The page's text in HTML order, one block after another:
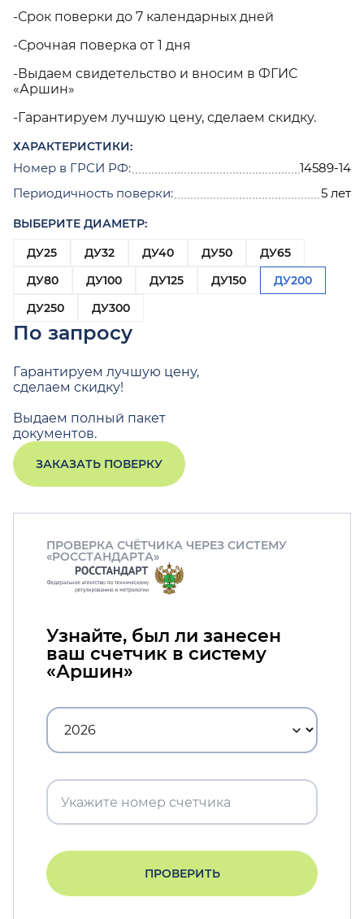
-Срок поверки до 7 календарных дней
-Срочная поверка от 1 дня
-Выдаем свидетельство и вносим в ФГИС
«Аршин»
-Гарантируем лучшую цену, сделаем скидку.
ХАРАКТЕРИСТИКИ:
Номер в ГРСИ РФ:
14589-14
Периодичность поверки:
5 лет
ВЫБЕРИТЕ ДИАМЕТР:
ДУ25
ДУ32 ДУ40 ДУ50
ДУ65
ДУ80
ДУ100 ДУ125 ДУ150
ДУ200
ДУ250
ДУ300
По запросу
Гарантируем лучшую цену,
сделаем скидку!
Выдаем полный пакет
документов.
ЗАКАЗАТЬ ПОВЕРКУ
ПРОВЕРКА СЧЁТЧИКА ЧЕРЕЗ СИСТЕМУ
«РОССТАНДАРТА»
Узнайте, был ли занесен
ваш счетчик в систему
«Аршин»
ПРОВЕРИТЬ